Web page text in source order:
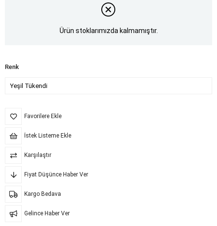
Ürün stoklarımızda kalmamıştır.
Renk
Favorilere Ekle
İstek Listeme Ekle
Karşılaştır
Fiyat Düşünce Haber Ver
Kargo Bedava
Gelince Haber Ver